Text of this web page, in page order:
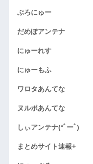
ぶろにゅー
だめぽアンテナ
にゅーれす
にゅーもふ
ワロタあんてな
ヌルポあんてな
しぃアンテナ(*ﾟーﾟ)
まとめサイト速報+